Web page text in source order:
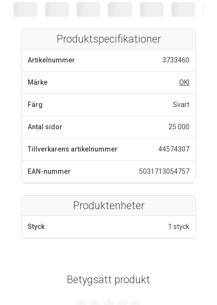
Produktspecifikationer
Artikelnummer 3733460
Märke OKI
Färg Svart
Antal sidor 25 000
Tillverkarens artikelnummer 44574307
EAN-nummer 5031713054757
Produktenheter
Styck 1 styck
Betygsätt produkt